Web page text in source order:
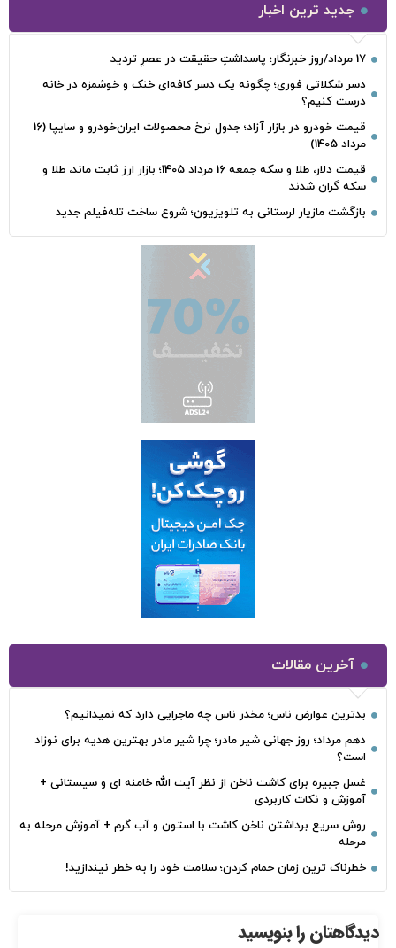
جدید ترین اخبار
17 مرداد/روز خبرنگار؛ پاسداشتِ حقیقت در عصرِ تردید
دسر شکلاتی فوری؛ چگونه یک دسر کافه‌ای خنک و خوشمزه در خانه
درست کنیم؟
قیمت خودرو در بازار آزاد؛ جدول نرخ محصولات ایران‌خودرو و سایپا (16
مرداد 1405)
قیمت دلار، طلا و سکه جمعه 16 مرداد 1405؛ بازار ارز ثابت ماند، طلا و
سکه گران شدند
بازگشت مازیار لرستانی به تلویزیون؛ شروع ساخت تله‌فیلم جدید
آخرین مقالات
بدترین عوارض ناس؛ مخدر ناس چه ماجرایی دارد که نمیدانیم؟
دهم مرداد؛ روز جهانی شیر مادر؛ چرا شیر مادر بهترین هدیه برای نوزاد
است؟
غسل جبیره برای کاشت ناخن از نظر آیت الله خامنه ای و سیستانی +
آموزش و نکات کاربردی
روش سریع برداشتن ناخن کاشت با استون و آب گرم + آموزش مرحله به
مرحله
خطرناک‌ ترین زمان‌ حمام کردن؛ سلامت خود را به خطر نیندازید!
دیدگاهتان را بنویسید